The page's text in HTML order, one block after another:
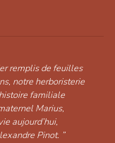
remplis de feuilles
notre herboristerie
familiale
Marius,
aujourd’hui,
Pinot. ”